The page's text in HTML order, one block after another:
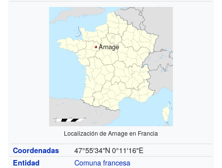
Arnage
Localización de Arnage en Francia
Coordenadas 47°55′34″N 0°11′16″E
Entidad
Comuna francesa